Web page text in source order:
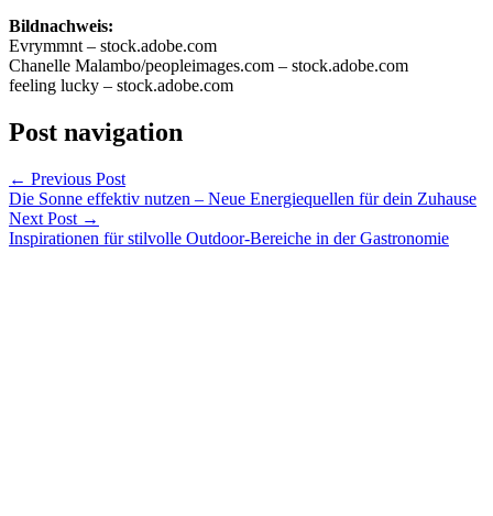
Bildnachweis:
Evrymmnt – stock.adobe.com
Chanelle Malambo/peopleimages.com – stock.adobe.com
feeling lucky – stock.adobe.com
Post navigation
← Previous Post
Die Sonne effektiv nutzen – Neue Energiequellen für dein Zuhause
Next Post →
Inspirationen für stilvolle Outdoor-Bereiche in der Gastronomie